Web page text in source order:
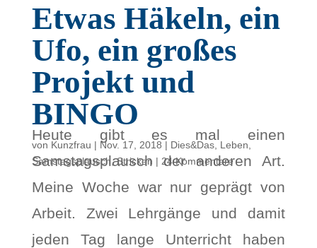
Etwas Häkeln, ein
Ufo, ein großes
Projekt und
BINGO
von Kunzfrau | Nov. 17, 2018 | Dies&Das, Leben
Samstagsplausch ,Stricken | 24 Kommentare
Heute gibt es mal einen
Samstagsplausch der anderen Art.
Meine Woche war nur geprägt von
Arbeit. Zwei Lehrgänge und damit
jeden Tag lange Unterricht haben